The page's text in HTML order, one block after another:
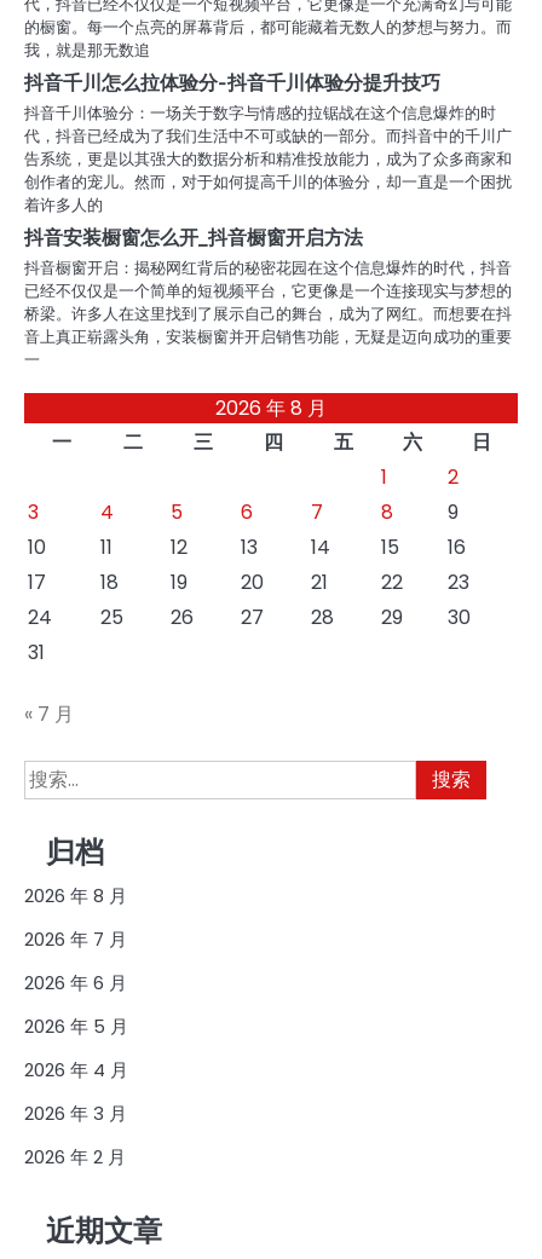
代，抖音已经不仅仅是一个短视频平台，它更像是一个充满奇幻与可能
的橱窗。每一个点亮的屏幕背后，都可能藏着无数人的梦想与努力。而
我，就是那无数追
抖音千川怎么拉体验分-抖音千川体验分提升技巧
抖音千川体验分：一场关于数字与情感的拉锯战在这个信息爆炸的时
代，抖音已经成为了我们生活中不可或缺的一部分。而抖音中的千川广
告系统，更是以其强大的数据分析和精准投放能力，成为了众多商家和
创作者的宠儿。然而，对于如何提高千川的体验分，却一直是一个困扰
着许多人的
抖音安装橱窗怎么开_抖音橱窗开启方法
抖音橱窗开启：揭秘网红背后的秘密花园在这个信息爆炸的时代，抖音
已经不仅仅是一个简单的短视频平台，它更像是一个连接现实与梦想的
桥梁。许多人在这里找到了展示自己的舞台，成为了网红。而想要在抖
音上真正崭露头角，安装橱窗并开启销售功能，无疑是迈向成功的重要
一
2026 年 8 月
一
二 三 四 五 六
日
1
2
3
4 5 6 7 8
9
10
11 12 13 14 15
16
17
18 19 20 21 22
23
24
25 26 27 28 29
30
31
« 7 月
搜
索：
归档
2026 年 8 月
2026 年 7 月
2026 年 6 月
2026 年 5 月
2026 年 4 月
2026 年 3 月
2026 年 2 月
近期文章